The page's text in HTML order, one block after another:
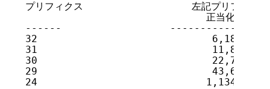
プリフィクス                  左記プリフィクス
正当化に必要
------
32                             6,183,533
31
30
29
24